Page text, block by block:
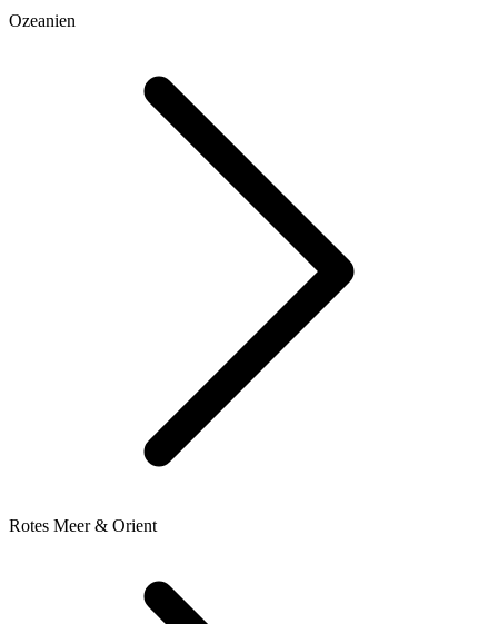
Ozeanien
Rotes Meer & Orient